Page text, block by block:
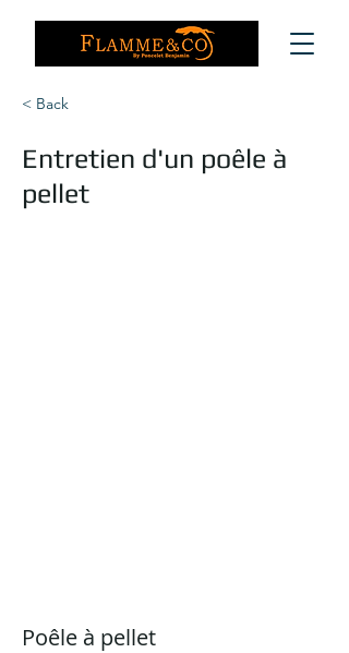
< Back
Entretien d'un poêle à
pellet
Poêle à pellet